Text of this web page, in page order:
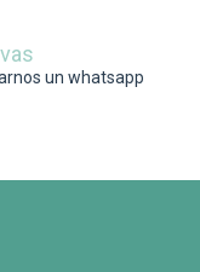
un whatsapp